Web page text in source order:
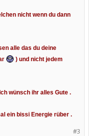
nicht wenn du dann
alle das du deine
) und nicht jedem
wünsch ihr alles Gute .
ein bissi Energie rüber .
#3